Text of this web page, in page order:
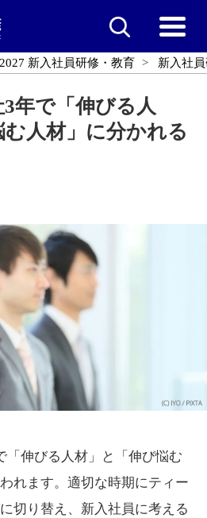
2027 新入社員研修・教育 新入社
年で「伸びる人
人材」に分かれる
「伸びる人材」と「伸び悩む
れます。適切な時期にティー
切り替え、新入社員に考える